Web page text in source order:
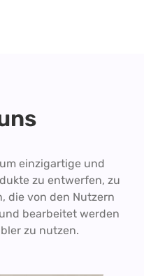
einzigartige und
zu entwerfen, zu
die von den Nutzern
bearbeitet werden
zu nutzen.